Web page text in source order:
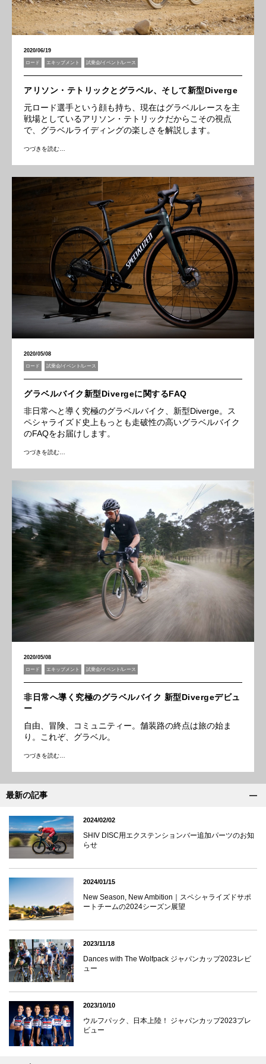
2020/06/19
ロード エキップメント 試乗会/イベント/レース
アリソン・テトリックとグラベル、そして新型Diverge
元ロード選手という顔も持ち、現在はグラベルレースを主
戦場としているアリソン・テトリックだからこその視点
で、グラベルライディングの楽しさを解説します。
つづきを読む…
2020/05/08
ロード 試乗会/イベント/レース
グラベルバイク新型Divergeに関するFAQ
非日常へと導く究極のグラベルバイク、新型Diverge。ス
ペシャライズド史上もっとも走破性の高いグラベルバイク
のFAQをお届けします。
つづきを読む…
2020/05/08
ロード エキップメント 試乗会/イベント/レース
非日常へ導く究極のグラベルバイク 新型Divergeデビュ
ー
自由、冒険、コミュニティー。舗装路の終点は旅の始ま
り。これぞ、グラベル。
つづきを読む…
最新の記事
2024/02/02
SHIV DISC用エクステンションバー追加パーツのお知
らせ
2024/01/15
New Season, New Ambition｜スペシャライズドサポ
ートチームの2024シーズン展望
2023/11/18
Dances with The Wolfpack ジャパンカップ2023レビ
ュー
2023/10/10
ウルフパック、日本上陸！ ジャパンカップ2023プレ
ビュー